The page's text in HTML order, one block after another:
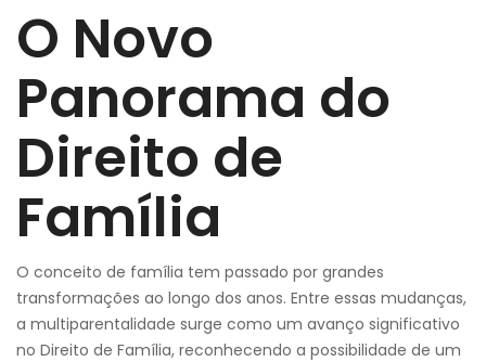
O Novo
Panorama do
Direito de
Família
O conceito de família tem passado por grandes
transformações ao longo dos anos. Entre essas mudanças,
a multiparentalidade surge como um avanço significativo
no Direito de Família, reconhecendo a possibilidade de um